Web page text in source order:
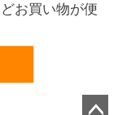
お買い物が便